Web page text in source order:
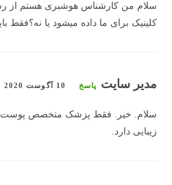
سلام من کارشناس هوشبری هستم از
کلینیک برای ما داده میشود یا نه؟فقط
مدیر سایت پاسخ 10 آگوست 2020
سلام. خیر. فقط پزشک متخصص
زیبایی دارد.